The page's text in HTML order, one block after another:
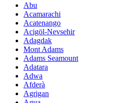
Abu
Acamarachi
Acatenango
Acigöl-Nevsehir
Adagdak
Mont Adams
Adams Seamount
Adatara
Adwa
Afderà
Agrigan